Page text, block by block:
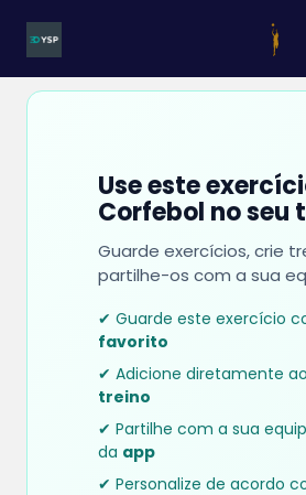
Use este
Corfebol no seu
Guarde exercícios, crie
partilhe-os com a sua
✔ Guarde este exercício
favorito
✔ Adicione diretamente
treino
✔ Partilhe com a sua
da app
✔ Personalize de acordo